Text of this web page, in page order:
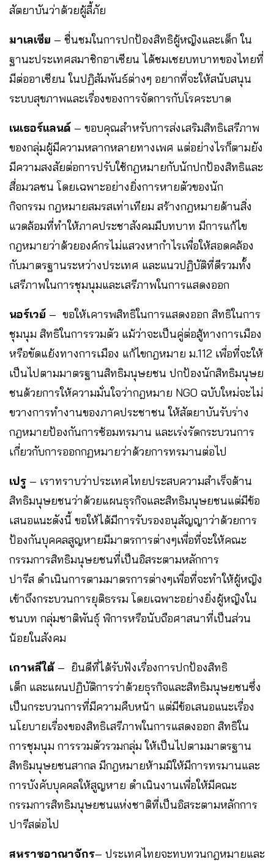
สัตยาบันว่าด้วยผู้ลี้ภัย
มาเลเซีย – ชื่นชมในการปกป้องสิทธิผู้หญิงและเด็ก ใน
ฐานะประเทศสมาชิกอาเซียน ได้ชมเชยบทบาทของไทยที่
มีต่ออาเซียน ในปฏิสัมพันธ์ต่างๆ อยากที่จะให้สนับสนุน
ระบบสุขภาพและเรื่องของการจัดการกับโรคระบาด
เนเธอร์แลนด์ – ขอบคุณสำหรับการส่งเสริมสิทธิเสรีภาพ
ของกลุ่มผู้มีความหลากหลายทางเพศ แต่อย่างไรก็ตามยัง
มีความสงสัยต่อการปรับใช้กฎหมายกับนักปกป้องสิทธิและ
สื่อมวลชน โดยเฉพาะอย่างยิ่งการหายตัวของนัก
กิจกรรม กฎหมายสมรสเท่าเทียม สร้างกฎหมายด้านสิ่ง
แวดล้อมที่ทำให้ภาคประชาสังคมมีบทบาท มีการแก้ไข
กฎหมายว่าด้วยองค์กรไม่แสวงหากำไรเพื่อให้สอดคล้อง
กับมาตรฐานระหว่างประเทศ และแนวปฏิบัติที่ดีรวมทั้ง
เสรีภาพในการชุมนุมและเสรีภาพในการแสดงออก
นอร์เวย์ – ขอให้เคารพสิทธิในการแสดงออก สิทธิในการ
ชุมนุม สิทธิในการรวมตัว แม้ว่าจะเป็นคู่ต่อสู้ทางการเมือง
หรือขัดแย้งทางการเมือง แก้ไขกฎหมาย ม.112 เพื่อที่จะให้
เป็นไปตามมาตรฐานสิทธิมนุษยชน ปกป้องนักสิทธิมนุษย
ชนด้วยการให้ความมั่นใจว่ากฎหมาย NGO ฉบับใหม่จะไม่
ขวางการทำงานของภาคประชาชน ให้สัตยาบันรับร่าง
กฎหมายป้องกันการซ้อมทรมาน และเร่งรัดกระบวนการ
เกี่ยวกับการออกกฏหมายว่าด้วยการทรมานต่อไป
เปรู – เราทราบว่าประเทศไทยประสบความสำเร็จด้าน
สิทธิมนุษยชนว่าด้วยแผนธุรกิจและสิทธิมนุษยชนแต่มีข้อ
เสนอแนะดังนี้ ขอให้ได้มีการรับรองอนุสัญญาว่าด้วยการ
ป้องกันบุคคลสูญหายมีมาตรการต่างๆเพื่อที่จะให้คณะ
กรรมการสิทธิมนุษยชนที่เป็นอิสระตามหลักการ
ปารีส ดำเนินการตามมาตรการต่างๆเพื่อที่จะทำให้ผู้หญิง
เข้าถึงกระบวนการยุติธรรม โดยเฉพาะอย่างยิ่งผู้หญิงใน
ชนบท กลุ่มชาติพันธุ์ พิการหรือนับถือศาสนาที่เป็นส่วน
น้อยในสังคม
เกาหลีใต้– ยินดีที่ได้รับฟังเรื่องการปกป้องสิทธิ
เด็ก และแผนปฏิบัติการว่าด้วยธุรกิจและสิทธิมนุษยชนซึ่ง
เป็นกระบวนการที่มีความคืบหน้า แต่มีข้อเสนอแนะเรื่อง
นโยบายเรื่องของสิทธิเสรีภาพในการแสดงออก สิทธิใน
การชุมนุม การรวมตัวรวมกลุ่ม ให้เป็นไปตามมาตรฐาน
สิทธิมนุษยชนสากล มีกฎหมายห้ามมิให้มีการทรมานและ
การบังคับบุคคลให้สูญหาย ดำเนินงานเพื่อให้มีคณะ
กรรมการสิทธิมนุษยชนแห่งชาติที่เป็นอิสระตามหลักการ
ปารีสต่อไป
สหราชอาณาจักร– ประเทศไทยจะทบทวนกฎหมายและ